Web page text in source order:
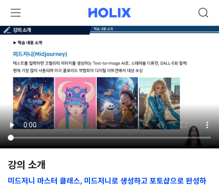
강의 소개
미드저니 마스터 클래스, 미드저니로 생성하고 포토샵으로 완성하